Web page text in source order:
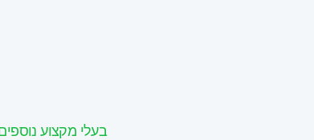
בעלי מקצוע